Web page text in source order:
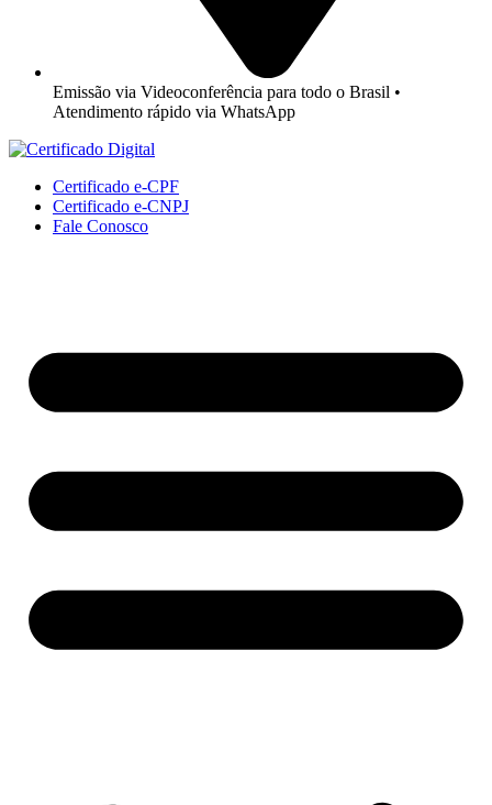
Emissão via Videoconferência para todo o Brasil •
Atendimento rápido via WhatsApp
Certificado e-CPF
Certificado e-CNPJ
Fale Conosco